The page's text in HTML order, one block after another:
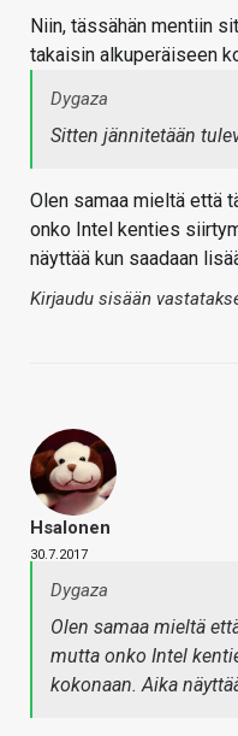
Niin, tässähän mentiin
takaisin alkuperäiseen
Dygaza
Sitten jännitetään
Olen samaa mieltä että
onko Intel kenties
näyttää kun saadaan
Kirjaudu sisään
Hsalonen
30.7.2017
Dygaza
Olen samaa mieltä
mutta onko Intel
kokonaan. Aika